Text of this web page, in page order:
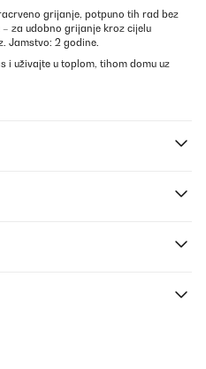
grijanje, potpuno tih rad bez
za udobno grijanje kroz cijelu
Jamstvo: 2 godine.
i uživajte u toplom, tihom domu uz